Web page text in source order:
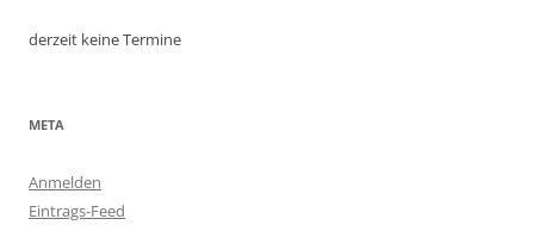
derzeit keine Termine
META
Anmelden
Eintrags-Feed